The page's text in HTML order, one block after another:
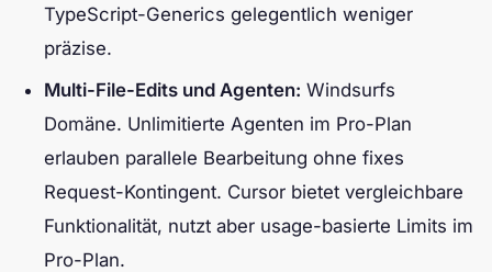
TypeScript-Generics gelegentlich weniger
präzise.
Multi-File-Edits und Agenten: Windsurfs
Domäne. Unlimitierte Agenten im Pro-Plan
erlauben parallele Bearbeitung ohne fixes
Request-Kontingent. Cursor bietet vergleichbare
Funktionalität, nutzt aber usage-basierte Limits im
Pro-Plan.